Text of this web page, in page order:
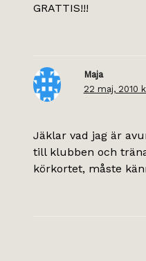
GRATTIS!!!
Maja
22 maj, 2010
Jäklar vad jag är
till klubben och
körkortet, måste